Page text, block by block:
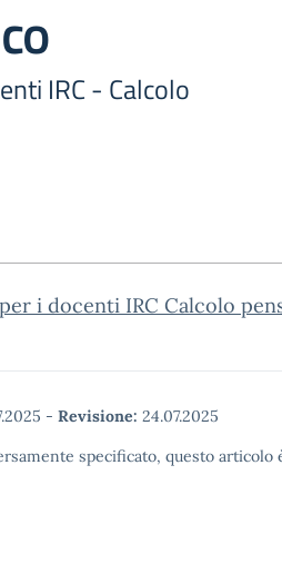
IRC - Calcolo
i docenti IRC Calcolo
- Revisione: 24.07.2025
specificato, questo